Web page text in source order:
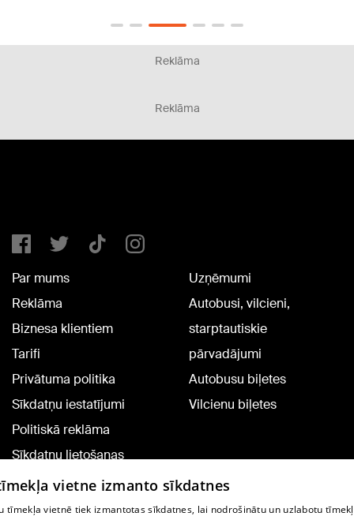
Reklāma
Reklāma
Par mums
Reklāma
Biznesa klientiem
Tarifi
Privātuma politika
Sīkdatņu iestatījumi
Politiskā reklāma
Sīkdatņu lietošanas
noteikumi
Komentāru pievienošana
Uzņēmumi
Autobusi, vilcieni,
starptautiskie
pārvadājumi
Autobusu biļetes
Vilcienu biļetes
vietne izmanto sīkdatnes
tīmekļa vietnē tiek izmantotas sīkdatnes, lai nodrošinātu un uzlabotu